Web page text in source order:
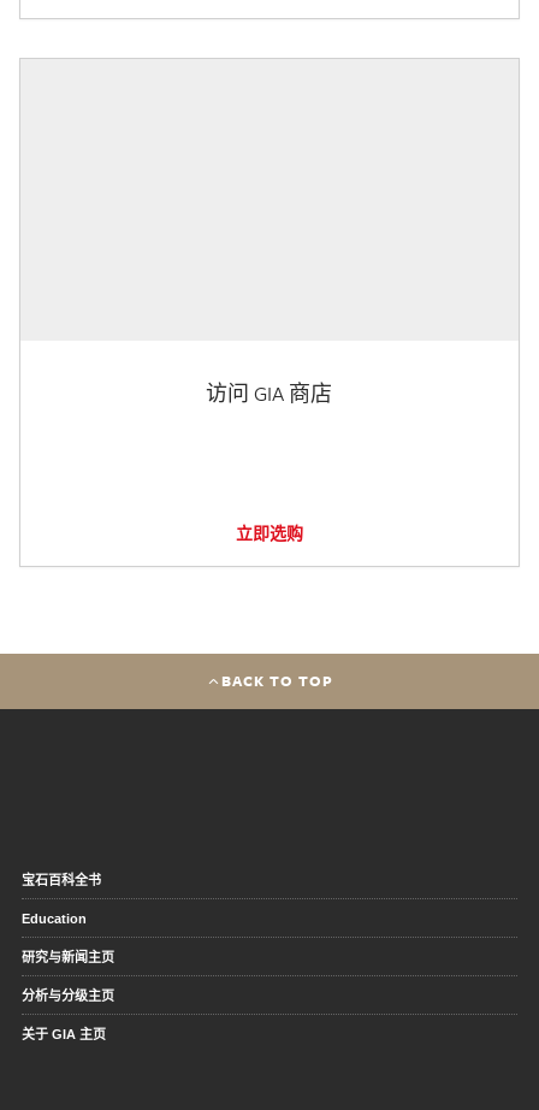
访问 GIA 商店
立即选购
BACK TO TOP
宝石百科全书
Education
研究与新闻主页
分析与分级主页
关于 GIA 主页